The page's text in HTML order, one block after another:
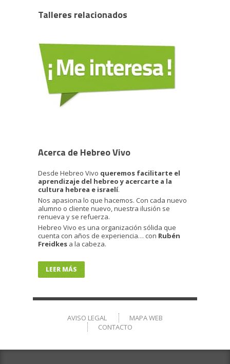
Talleres relacionados
Acerca de Hebreo Vivo
Desde Hebreo Vivo queremos facilitarte el
aprendizaje del hebreo y acercarte a la
cultura hebrea e israelí.
Nos apasiona lo que hacemos. Con cada nuevo
alumno o cliente nuevo, nuestra ilusión se
renueva y se refuerza.
Hebreo Vivo es una organización sólida que
cuenta con años de experiencia… con Rubén
Freidkes a la cabeza.
LEER MÁS
AVISO LEGAL
MAPA WEB
CONTACTO